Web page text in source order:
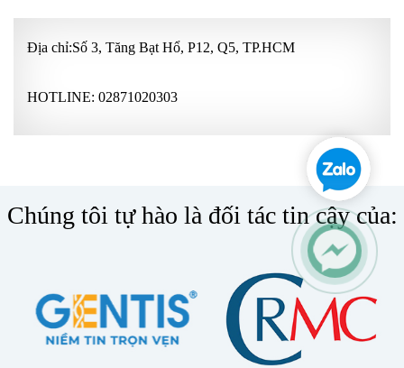
Địa chỉ:Số 3, Tăng Bạt Hổ, P12, Q5, TP.HCM
HOTLINE: 02871020303
Chúng tôi tự hào là đối tác tin cậy của: